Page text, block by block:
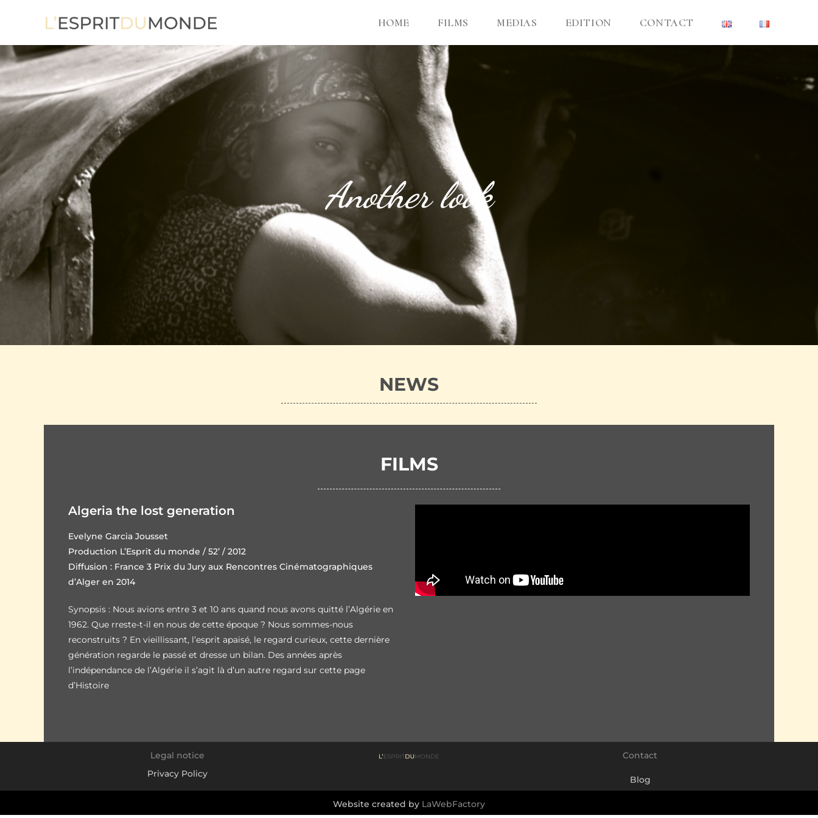
HOME FILMS MEDIAS EDITION CONTACT
Another look
NEWS
FILMS
Algeria the lost generation
Evelyne Garcia Jousset
Production L’Esprit du monde / 52’ / 2012
Diffusion : France 3 Prix du Jury aux Rencontres Cinématographiques
d’Alger en 2014
Synopsis : Nous avions entre 3 et 10 ans quand nous avons quitté l’Algérie en
1962. Que rreste-t-il en nous de cette époque ? Nous sommes-nous
reconstruits ? En vieillissant, l’esprit apaisé, le regard curieux, cette dernière
génération regarde le passé et dresse un bilan. Des années après
l’indépendance de l’Algérie il s’agit là d’un autre regard sur cette page
d’Histoire
Legal notice
Privacy Policy
Contact
Blog
Website created by LaWebFactory